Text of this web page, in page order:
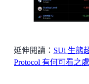
延伸閱讀： SUi 生態
Protocol 有何可看之